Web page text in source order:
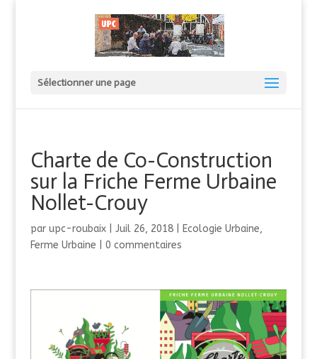
Sélectionner une page
Charte de Co-Construction
sur la Friche Ferme Urbaine
Nollet-Crouy
par upc-roubaix| Juil 26, 2018| Ecologie Urbaine,
Ferme Urbaine
0 commentaires